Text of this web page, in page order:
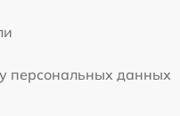
персональных данных